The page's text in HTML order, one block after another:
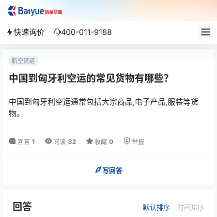
快速询价 400-011-9188
航空货运
中国到匈牙利空运的常见货物有哪些？
中国到匈牙利空运通常包括大宗商品,电子产品,服装等货
物。
回答 1 阅读 32 收藏 0 举报
写回答
回答 默认排序 时间排序